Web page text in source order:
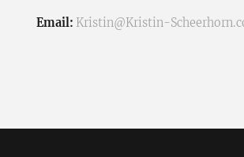
Email: Kristin@Kristin-